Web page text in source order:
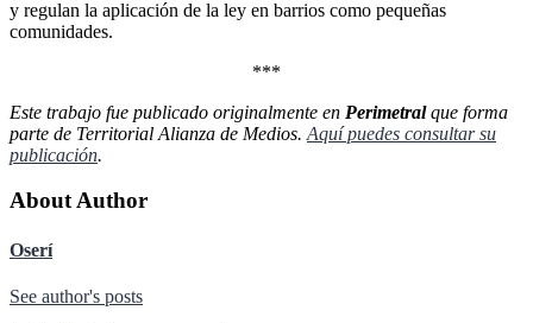
y regulan la aplicación de la ley en barrios como pequeñas
comunidades.
***
Este trabajo fue publicado originalmente en Perimetralque forma
parte de Territorial Alianza de Medios. Aquí puedes consultar su
publicación.
About Author
Oserí
See author's posts